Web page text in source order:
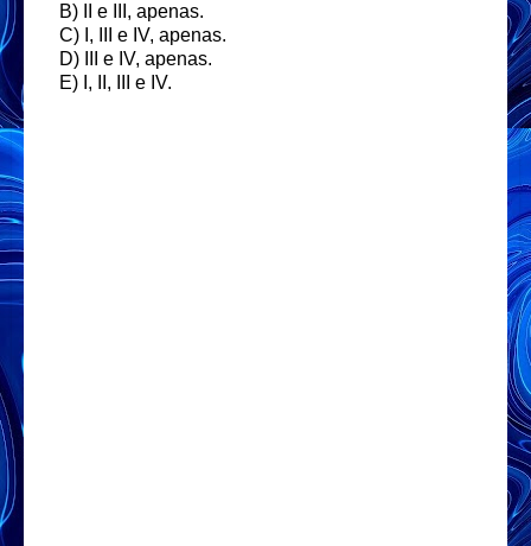
B) II e III, apenas.
C) I, III e IV, apenas.
D) III e IV, apenas.
E) I, II, III e IV.